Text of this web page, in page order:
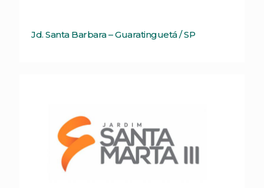
Jd. Santa Barbara – Guaratinguetá / SP